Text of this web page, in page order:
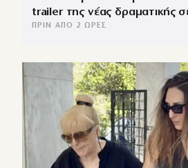
trailer της νέας δραματικής
ΠΡΙΝ ΑΠΌ 2 ΏΡΕΣ